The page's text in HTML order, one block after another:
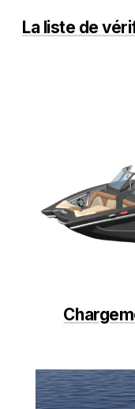
La liste de